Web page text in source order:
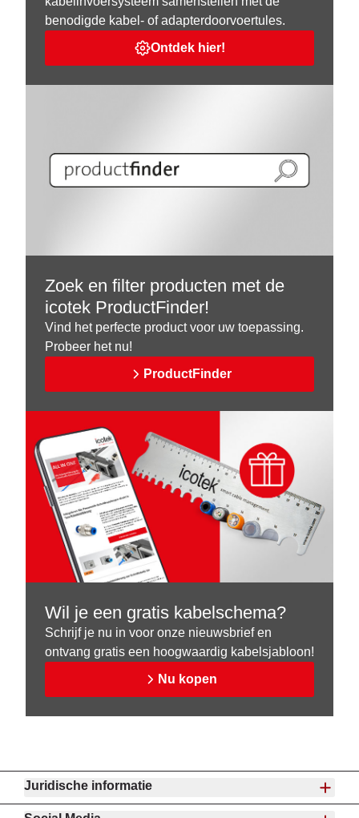
benodigde kabel- of adapterdoorvoertules.
Ontdek hier!
Zoek en filter producten met de
icotek ProductFinder!
Vind het perfecte product voor uw toepassing.
Probeer het nu!
ProductFinder
Wil je een gratis kabelschema?
Schrijf je nu in voor onze nieuwsbrief en
ontvang gratis een hoogwaardig kabelsjabloon!
Nu kopen
Juridische informatie